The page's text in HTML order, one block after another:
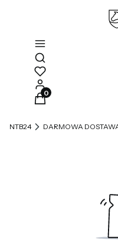
Otwórz wyszukiwarkę
Produkty w koszyku:
NTB24 DARMOWA